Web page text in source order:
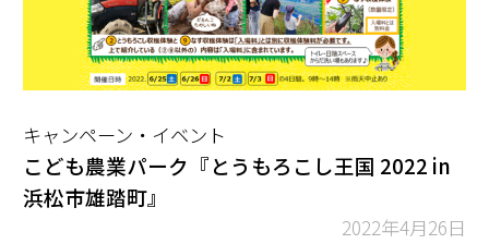
キャンペーン・イベント
こども農業パーク『とうもろこし王国 2022 in
浜松市雄踏町』
2022年4月26日